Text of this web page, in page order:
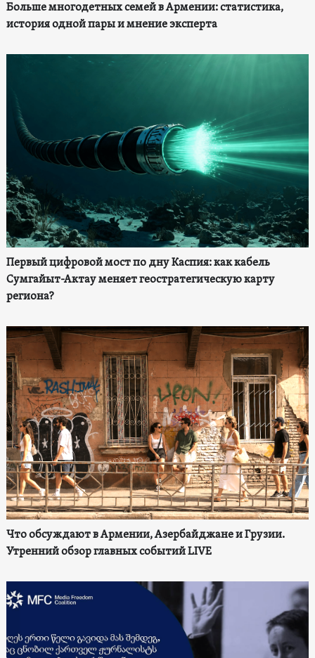
Больше многодетных семей в Армении: статистика,
история одной пары и мнение эксперта
Первый цифровой мост по дну Каспия: как кабель
Сумгайыт-Актау меняет геостратегическую карту
региона?
Что обсуждают в Армении, Азербайджане и Грузии.
Утренний обзор главных событий LIVE